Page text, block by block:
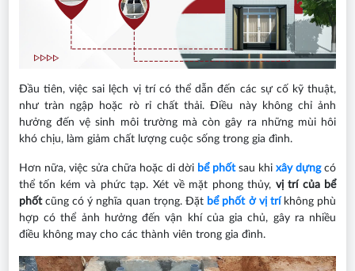
Đầu tiên, việc sai lệch vị trí có thể dẫn đến các sự cố kỹ thuật,
như tràn ngập hoặc rò rỉ chất thải. Điều này không chỉ ảnh
hưởng đến vệ sinh môi trường mà còn gây ra những mùi hôi
khó chịu, làm giảm chất lượng cuộc sống trong gia đình.
Hơn nữa, việc sửa chữa hoặc di dời bể phốtsau khixây dựngcó
thể tốn kém và phức tạp. Xét về mặt phong thủy, vị trí của bể
phốtcũng có ý nghĩa quan trọng. Đặt bể phốt ở vị trí không phù
hợp có thể ảnh hưởng đến vận khí của gia chủ, gây ra nhiều
điều không may cho các thành viên trong gia đình.